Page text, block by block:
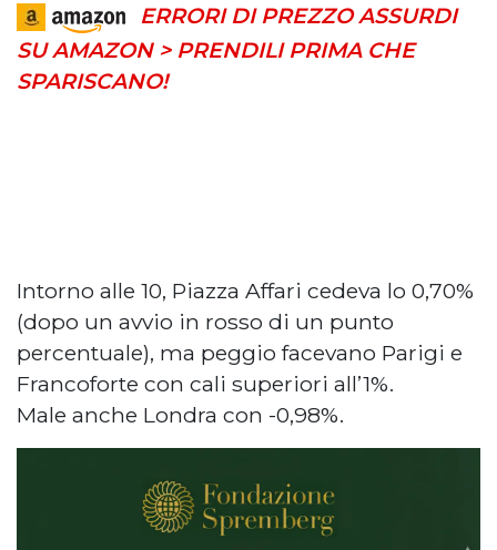
ERRORI DI PREZZO ASSURDI
SU AMAZON > PRENDILI PRIMA CHE
SPARISCANO!
Intorno alle 10, Piazza Affari cedeva lo 0,70%
(dopo un avvio in rosso di un punto
percentuale), ma peggio facevano Parigi e
Francoforte con cali superiori all’1%.
Male anche Londra con -0,98%.